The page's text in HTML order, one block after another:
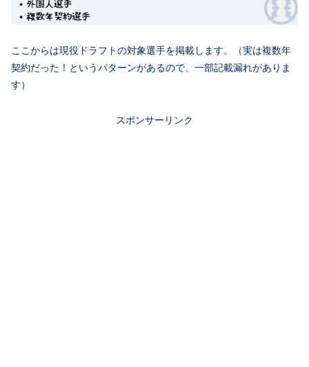
ここからは現役ドラフトの対象選手を掲載します。（実は複数年
契約だった！というパターンがあるので、一部記載漏れがありま
す）
スポンサーリンク